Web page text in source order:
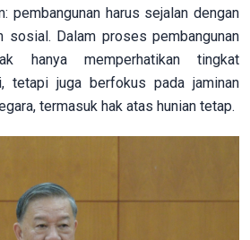
pembangunan harus sejalan dengan
sosial. Dalam proses pembangunan
hanya memperhatikan tingkat
tetapi juga berfokus pada jaminan
termasuk hak atas hunian tetap.